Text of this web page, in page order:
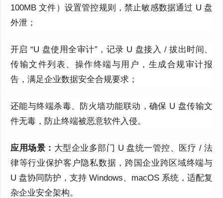
100MB 文件）设置管控规则，禁止敏感数据通过 U 盘
外泄；
开启 “U 盘使用全审计”，记录 U 盘接入 / 拔出时间、
传输文件列表、操作终端与用户，生成合规审计报
告，满足企业数据安全合规要求；
还能与终端杀毒、防火墙功能联动，确保 U 盘传输文
件无毒，防止终端被恶意软件入侵。
应用场景： 大型企业多部门 U 盘统一管控、医疗 / 法
律等行业保护客户隐私数据，跨国企业跨区域终端与
U 盘协同防护，支持 Windows、macOS 系统，适配复
杂企业安全架构。